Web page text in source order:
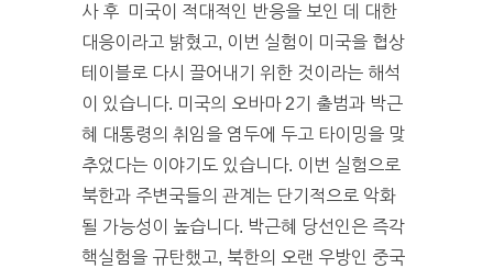
사 후 미국이 적대적인 반응을 보인 데 대한
대응이라고 밝혔고, 이번 실험이 미국을 협상
테이블로 다시 끌어내기 위한 것이라는 해석
이 있습니다. 미국의 오바마 2기 출범과 박근
혜 대통령의 취임을 염두에 두고 타이밍을 맞
추었다는 이야기도 있습니다. 이번 실험으로
북한과 주변국들의 관계는 단기적으로 악화
될 가능성이 높습니다. 박근혜 당선인은 즉각
핵실험을 규탄했고, 북한의 오랜 우방인 중국